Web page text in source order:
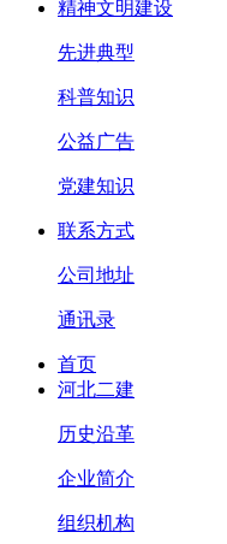
精神文明建设
先进典型
科普知识
公益广告
党建知识
联系方式
公司地址
通讯录
首页
河北二建
历史沿革
企业简介
组织机构